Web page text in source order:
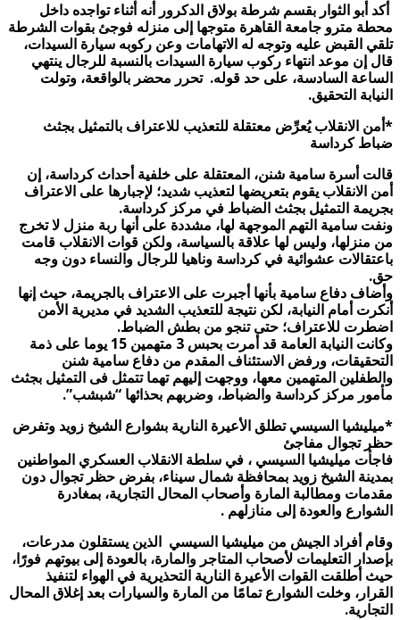
أكد أبو الثوار بقسم شرطة بولاق الدكرور أنه أثناء تواجده داخل
محطة مترو جامعة القاهرة متوجها إلى منزله فوجئ بقوات الشرطة
تلقي القبض عليه وتوجه له الاتهامات وعن ركوبه سيارة السيدات،
قال إن موعد انتهاء ركوب سيارة السيدات بالنسبة للرجال ينتهي
الساعة السادسة، على حد قوله. تحرر محضر بالواقعة، وتولت
النيابة التحقيق.
*أمن الانقلاب يُعرِّض معتقلة للتعذيب للاعتراف بالتمثيل بجثث
ضباط كرداسة
قالت أسرة سامية شنن، المعتقلة على خلفية أحداث كرداسة، إن
أمن الانقلاب يقوم بتعريضها لتعذيب شديد؛ لإجبارها على الاعتراف
بجريمة التمثيل بجثث الضباط في مركز كرداسة.
ونفت سامية التهم الموجهة لها، مشددة على أنها ربة منزل لا تخرج
من منزلها، وليس لها علاقة بالسياسة، ولكن قوات الانقلاب قامت
باعتقالات عشوائية في كرداسة وناهيا للرجال والنساء دون وجه
حق.
وأضاف دفاع سامية بأنها أجبرت على الاعتراف بالجريمة، حيث إنها
أنكرت أمام النيابة، لكن نتيجة للتعذيب الشديد في مديرية الأمن
اضطرت للاعتراف؛ حتى تنجو من بطش الضباط.
وكانت النيابة العامة قد أمرت بحبس 3 متهمين 15 يوما على ذمة
التحقيقات، ورفض الاستئناف المقدم من دفاع سامية شنن
والطفلين المتهمين معها، ووجهت إليهم تهما تتمثل فى التمثيل بجثث
مأمور مركز كرداسة والضباط، وضربهم بحذائها “شبشب”.
*ميليشيا السيسي تطلق الأعيرة النارية بشوارع الشيخ زويد وتفرض
حظر تجوال مفاجئ
فاجأت ميليشيا السيسي ، في سلطة الانقلاب العسكري المواطنين
بمدينة الشيخ زويد بمحافظة شمال سيناء، بفرض حظر تجوال دون
مقدمات ومطالبة المارة وأصحاب المحال التجارية، بمغادرة
الشوارع والعودة إلى منازلهم .
وقام أفراد الجيش من ميليشيا السيسي الذين يستقلون مدرعات،
بإصدار التعليمات لأصحاب المتاجر والمارة، بالعودة إلى بيوتهم فورًا،
حيث أطلقت القوات الأعيرة النارية التحذيرية في الهواء لتنفيذ
القرار، وخلت الشوارع تمامًا من المارة والسيارات بعد إغلاق المحال
التجارية.